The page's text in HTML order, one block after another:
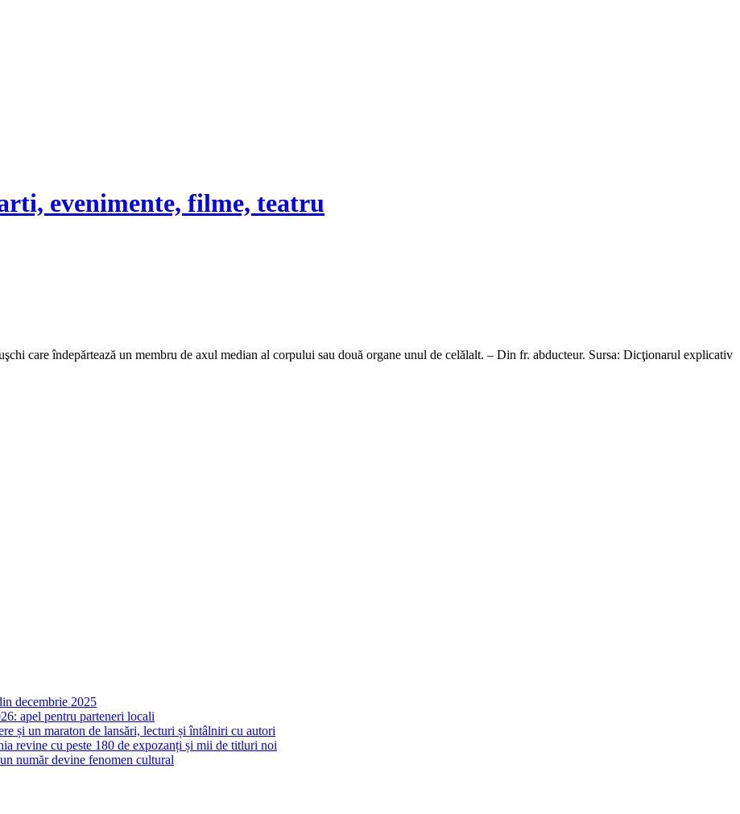
evenimente, filme, teatru
care îndepărtează un membru de axul median al corpului sau două organe unul de celălalt. – Din fr. abducteur. Sursa: Dicţionarul explicativ
decembrie 2025
apel pentru parteneri locali
și un maraton de lansări, lecturi și întâlniri cu autori
revine cu peste 180 de expozanți și mii de titluri noi
număr devine fenomen cultural